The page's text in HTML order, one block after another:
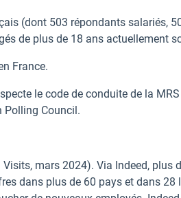
(dont 503 répondants salariés,
de plus de 18 ans actuellement
France.
le code de conduite de la
Polling Council.
mars 2024). Via Indeed, plus
dans plus de 60 pays et dans 28